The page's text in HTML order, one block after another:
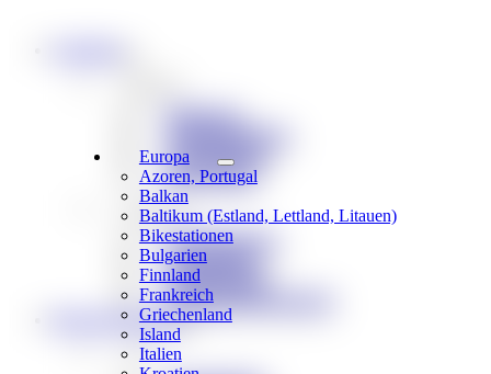
Bikereisen
Gravel-Reisen
Bike & Boot
Reisetyp
Individualreisen
Spezialreisen
E-Bike Reisen
Weekend & Kurztouren
Rund ums Reisen
Infos
Europa
Azoren, Portugal
Balkan
Baltikum (Estland, Lettland, Litauen)
Bikestationen
Bulgarien
Finnland
Frankreich
Griechenland
Island
Italien